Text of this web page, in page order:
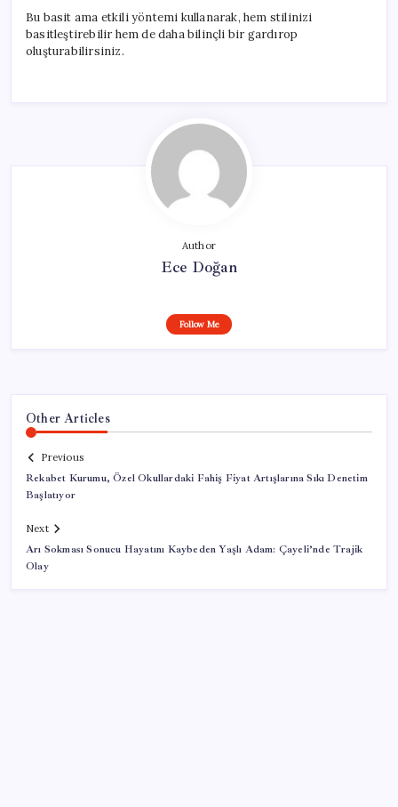
Bu basit ama etkili yöntemi kullanarak, hem stilinizi
basitleştirebilir hem de daha bilinçli bir gardırop
oluşturabilirsiniz.
Author
Ece Doğan
Follow Me
Other Articles
Previous
Rekabet Kurumu, Özel Okullardaki Fahiş Fiyat Artışlarına Sıkı Denetim
Başlatıyor
Next
Arı Sokması Sonucu Hayatını Kaybeden Yaşlı Adam: Çayeli’nde Trajik
Olay